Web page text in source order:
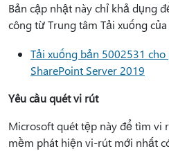
Bản cập nhật này chỉ khả dụng
công từ Trung tâm Tải xuống
Tải xuống bản 5002531
SharePoint Server 2019
Yêu cầu quét vi rút
Microsoft quét tệp này để tìm vi
mềm phát hiện vi-rút mới nhất